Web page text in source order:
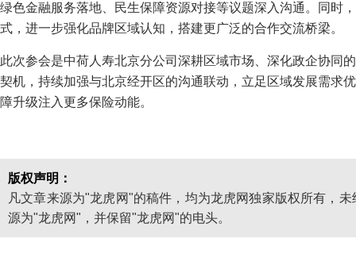
绿色金融服务落地、民生保障资源对接等议题深入沟通。同时
式，进一步强化品牌区域认知，搭建更广泛的合作交流桥梁。
此次参会是中荷人寿北京分公司深耕区域市场、深化政企协同
契机，持续加强与北京经开区的沟通联动，立足区域发展需求
障升级注入更多保险动能。
版权声明：
凡文章来源为"龙虎网"的稿件，均为龙虎网独家版权所有，
源为"龙虎网"，并保留"龙虎网"的电头。